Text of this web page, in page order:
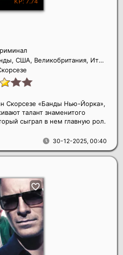
Нидерланды, США, Великобритания, Италия, Германия
30-12-2025, 00:40
Скорсезе «Банды Нью-Йорка»,
талант знаменитого
сыграл в нем главную рол.